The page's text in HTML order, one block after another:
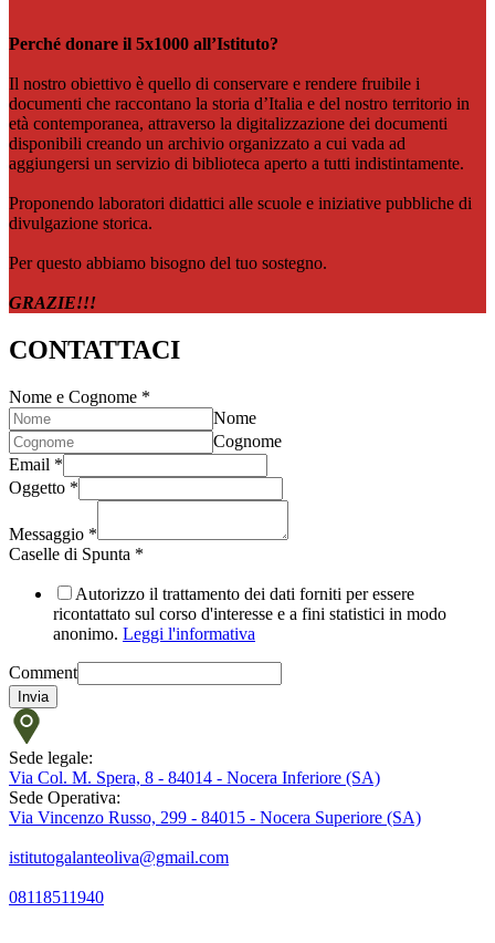
Perché donare il 5x1000 all’Istituto?
Il nostro obiettivo è quello di conservare e rendere fruibile i
documenti che raccontano la storia d’Italia e del nostro territorio in
età contemporanea, attraverso la digitalizzazione dei documenti
disponibili creando un archivio organizzato a cui vada ad
aggiungersi un servizio di biblioteca aperto a tutti indistintamente.
Proponendo laboratori didattici alle scuole e iniziative pubbliche di
divulgazione storica.
Per questo abbiamo bisogno del tuo sostegno.
GRAZIE!!!
CONTATTACI
Nome e Cognome *
Nome
Cognome
Email *
Oggetto *
Messaggio *
Caselle di Spunta *
Autorizzo il trattamento dei dati forniti per essere
ricontattato sul corso d'interesse e a fini statistici in modo
anonimo. Leggi l'informativa
Comment
Invia
Sede legale:
Via Col. M. Spera, 8 - 84014 - Nocera Inferiore (SA)
Sede Operativa:
Via Vincenzo Russo, 299 - 84015 - Nocera Superiore (SA)
istitutogalanteoliva@gmail.com
08118511940